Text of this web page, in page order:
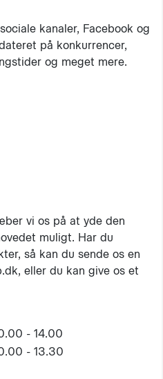
kanaler, Facebook og
på konkurrencer,
og meget mere.
vi os på at yde den
muligt. Har du
så kan du sende os en
eller du kan give os et
- 14.00
- 13.30